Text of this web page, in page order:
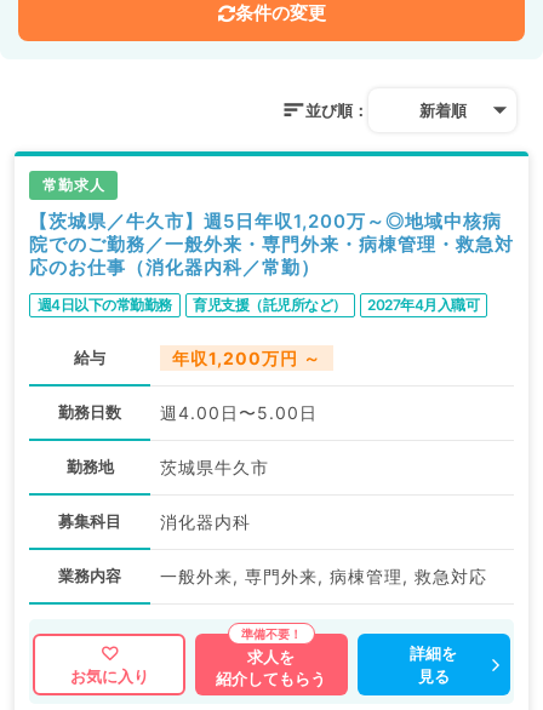
条件の変更
並び順： 新着順
常勤求人
【茨城県／牛久市】週5日年収1,200万～◎地域中核病
院でのご勤務／一般外来・専門外来・病棟管理・救急対
応のお仕事（消化器内科／常勤）
週4日以下の常勤勤務 育児支援（託児所など） 2027年4月入職可
給与 年収1,200万円 ～
勤務日数 週4.00日〜5.00日
勤務地 茨城県牛久市
募集科目 消化器内科
業務内容 一般外来, 専門外来, 病棟管理, 救急対応
お気に入り
求人を
紹介してもらう
詳細を
見る